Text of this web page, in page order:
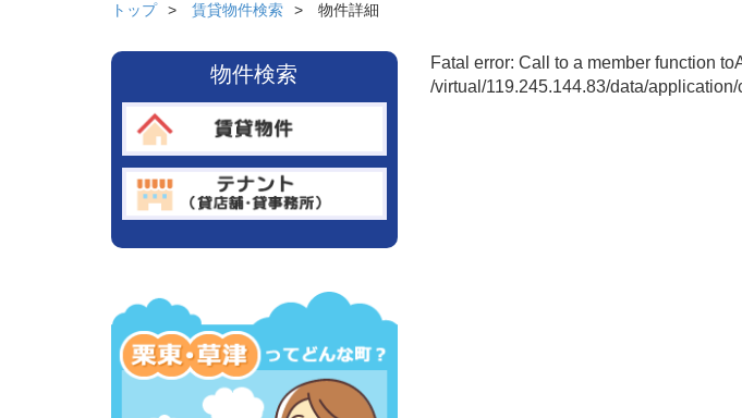
トップ 賃貸物件検索 物件詳細
物件検索
Fatal error: Call to a member function
/virtual/119.245.144.83/data/